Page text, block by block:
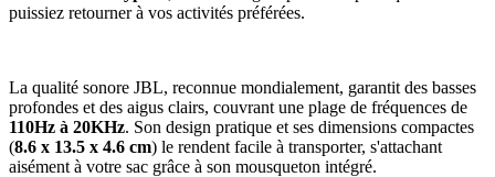
puissiez retourner à vos activités préférées.
La qualité sonore JBL, reconnue mondialement, garantit des basses
profondes et des aigus clairs, couvrant une plage de fréquences de
110Hz à 20KHz. Son design pratique et ses dimensions compactes
(8.6 x 13.5 x 4.6 cm) le rendent facile à transporter, s'attachant
aisément à votre sac grâce à son mousqueton intégré.